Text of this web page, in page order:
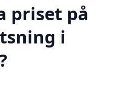
priset på
i